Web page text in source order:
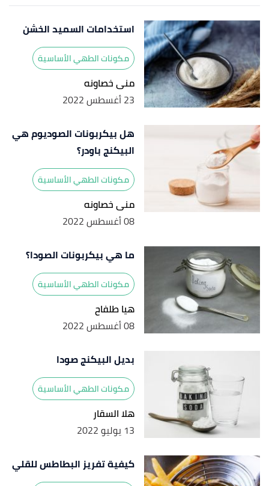
استخدامات السميد الخشن
مكونات الطهي الأساسية
منى خصاونه
23 أغسطس 2022
هل بيكربونات الصوديوم هي
البيكنج باودر؟
مكونات الطهي الأساسية
منى خصاونه
08 أغسطس 2022
ما هي بيكربونات الصودا؟
مكونات الطهي الأساسية
هيا طلفاح
08 أغسطس 2022
بديل البيكنج صودا
مكونات الطهي الأساسية
هلا السقار
13 يوليو 2022
كيفية تفريز البطاطس للقلي